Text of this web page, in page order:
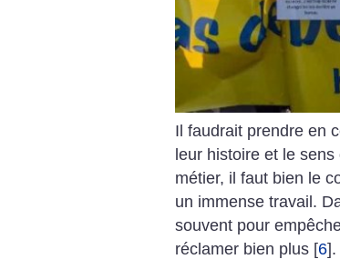
Il faudrait prendre en
leur histoire et le
métier, il faut bien le
un immense travail.
souvent pour
réclamer bien plus [6].